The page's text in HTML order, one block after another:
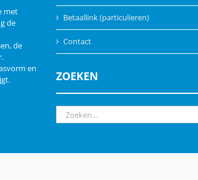
met
de
de
en
Betaallink (particulieren)
Contact
ZOEKEN
Zoeken
naar: